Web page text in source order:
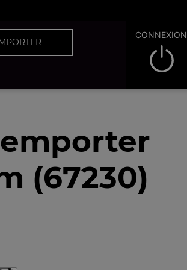
CONNEXION
emporter
(67230)